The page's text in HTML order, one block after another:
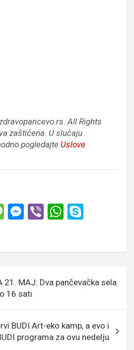
All Rights
zaštićena. U slučaju
pogledajte Uslove
M
g
e
M
g
er
Vi W
A
p
p
21. MAJ: Dva pančevačka sela
16 sati
BUDI Art-eko kamp, a evo i
programa za ovu nedelju